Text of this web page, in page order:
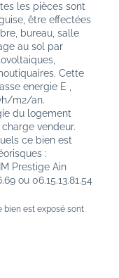
les pièces sont
être effectées
bureau, salle
au sol par
Cette
energie E ,
m2/an.
du logement
vendeur.
ce bien est
:
Prestige Ain
ou 06.15.13.81.54
bien est exposé sont